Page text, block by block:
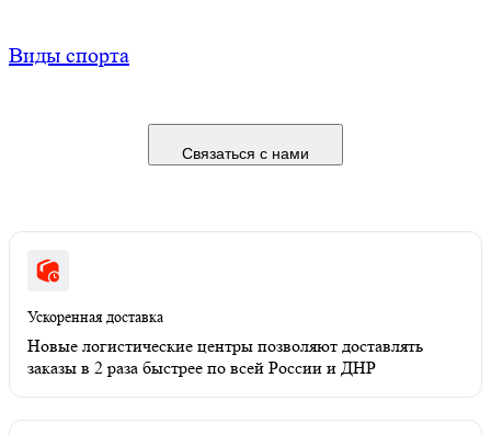
Виды спорта
Связаться с нами
Ускоренная доставка
Новые логистические центры позволяют доставлять
заказы в 2 раза быстрее по всей России и ДНР